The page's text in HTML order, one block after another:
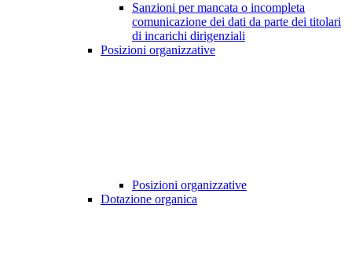
Sanzioni per mancata o incompleta
comunicazione dei dati da parte dei titolari
di incarichi dirigenziali
Posizioni organizzative
Posizioni organizzative
Dotazione organica